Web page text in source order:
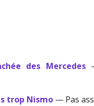
des Mercedes—
trop Nismo — Pas